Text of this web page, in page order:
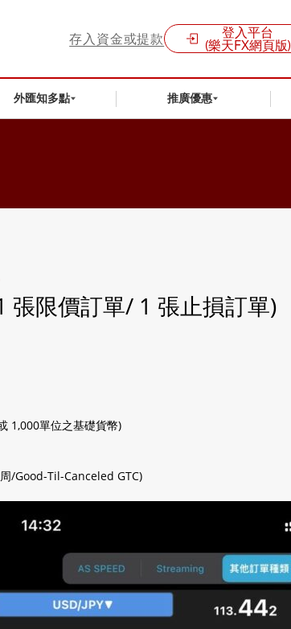
存入資金或提款
登入平台
(樂天FX網頁版)
外匯知多點 推廣優惠
張限價訂單/ 1 張止損訂單)
1,000單位之基礎貨幣)
/Good-Til-Canceled GTC)